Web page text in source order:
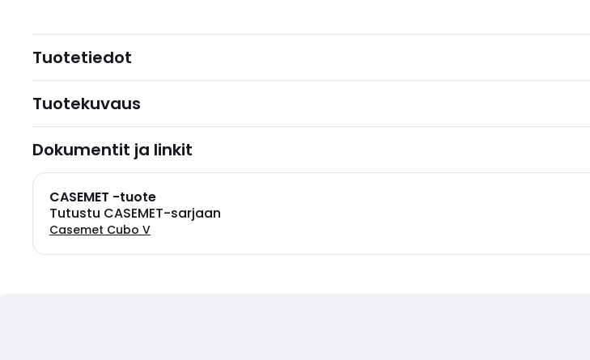
Tuotetiedot
Tuotekuvaus
Dokumentit ja linkit
CASEMET -tuote
Tutustu CASEMET-sarjaan
Casemet Cubo V